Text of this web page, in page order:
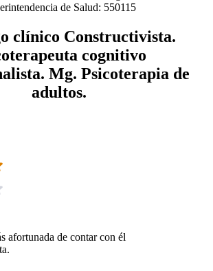
de Salud: 550115
clínico Constructivista.
cognitivo
Mg. Psicoterapia de
adultos.
afortunada de contar con él